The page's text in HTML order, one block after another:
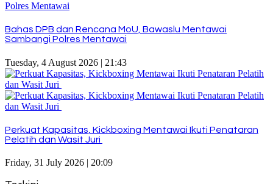
Bahas DPB dan Rencana MoU, Bawaslu Mentawai
Sambangi Polres Mentawai
Tuesday, 4 August 2026 | 21:43
Perkuat Kapasitas, Kickboxing Mentawai Ikuti Penataran
Pelatih dan Wasit Juri
Friday, 31 July 2026 | 20:09